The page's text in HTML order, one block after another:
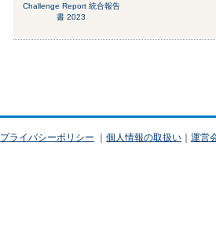
Challenge Report 統合報告
書 2023
プライバシーポリシー ｜ 個人情報の取扱い ｜ 運営